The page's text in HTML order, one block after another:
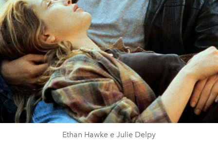
Ethan Hawke e Julie Delpy